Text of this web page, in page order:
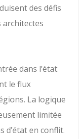
des défis
architectes
dans l’état
le flux
La logique
limitée
d’état en conflit.